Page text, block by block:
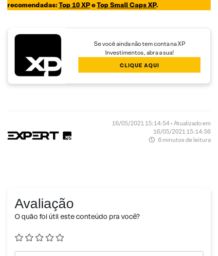
recomendadas:Top 10 XPeTop Small Caps XP.
Se você ainda não tem conta na XP
Investimentos, abra a sua!
CLIQUE AQUI
16/05/2021 15:14:54 • Atualizado em
16/05/2021 15:14:56
6 minutos de leitura
Avaliação
O quão foi útil este conteúdo pra você?